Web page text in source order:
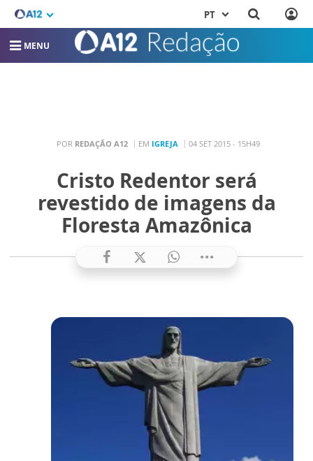
PT
MENU
POR REDAÇÃO A12 EM IGREJA 04 SET 2015 - 15H49
Cristo Redentor será
revestido de imagens da
Floresta Amazônica